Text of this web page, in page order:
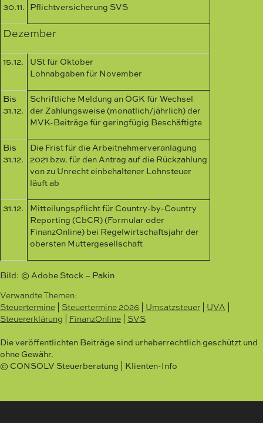
30.11. Pflichtversicherung SVS
Dezember
15.12.
USt für Oktober
Lohnabgaben für November
Bis
31.12.
Schriftliche Meldung an ÖGK für Wechsel
der Zahlungsweise (monatlich/jährlich) der
MVK-Beiträge für geringfügig Beschäftigte
Bis
31.12.
Die Frist für die Arbeitnehmerveranlagung
2021 bzw. für den Antrag auf die Rückzahlung
von zu Unrecht einbehaltener Lohnsteuer
läuft ab
31.12.
Mitteilungspflicht für Country-by-Country
Reporting (CbCR) (Formular oder
FinanzOnline) bei Regelwirtschaftsjahr der
obersten Muttergesellschaft
Bild: © Adobe Stock – Pakin
Verwandte Themen:
Steuertermine
Steuertermine 2026 Umsatzsteuer UVA
Steuererklärung
FinanzOnline SVS
Die veröffentlichten Beiträge sind urheberrechtlich geschützt und
ohne Gewähr.
© CONSOLV Steuerberatung | Klienten-Info